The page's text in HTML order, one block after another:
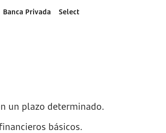
Banca Privada Select
un plazo determinado.
básicos.